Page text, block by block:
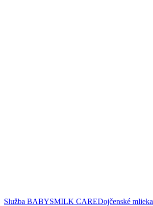
Služba BABYSMILK CAREDojčenské mlieka